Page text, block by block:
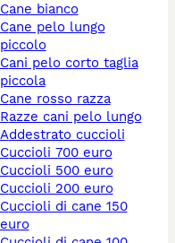
cane bianco
cane pelo lungo
piccolo
cani pelo corto taglia
piccola
cane rosso razza
razze cani pelo lungo
addestrato cuccioli
cuccioli 700 euro
cuccioli 500 euro
cuccioli 200 euro
cuccioli di cane 150
euro